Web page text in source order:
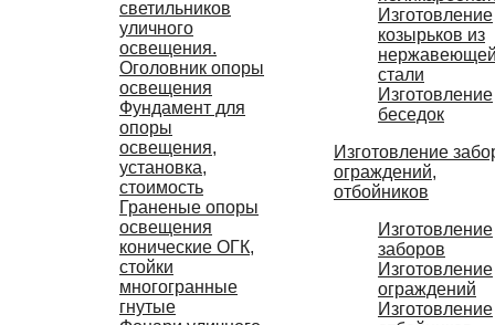
светильников
уличного
освещения.
Оголовник опоры
освещения
Фундамент для
опоры
освещения,
установка,
стоимость
Граненые опоры
освещения
конические ОГК,
стойки
многогранные
гнутые
Изготовление
козырьков из
стали
Изготовление
беседок
Изготовление
ограждений,
отбойников
Изготовление
заборов
Изготовление
ограждений
Изготовление